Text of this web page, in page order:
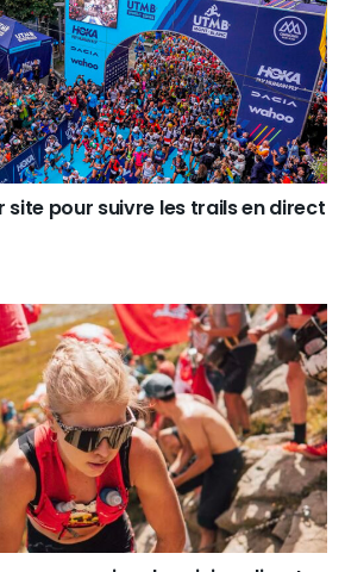
site pour suivre les trails en direct